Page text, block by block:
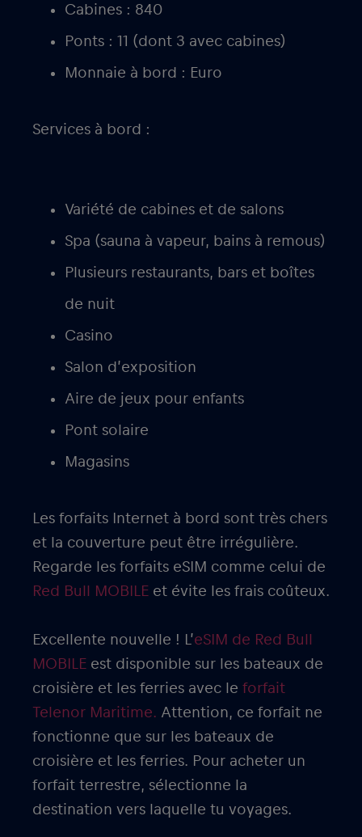
Cabines : 840
Ponts : 11 (dont 3 avec cabines)
Monnaie à bord : Euro
Services à bord :
Variété de cabines et de salons
Spa (sauna à vapeur, bains à remous)
Plusieurs restaurants, bars et boîtes
de nuit
Casino
Salon d’exposition
Aire de jeux pour enfants
Pont solaire
Magasins
Les forfaits Internet à bord sont très chers
et la couverture peut être irrégulière.
Regarde les forfaits eSIM comme celui de
Red Bull MOBILE et évite les frais coûteux.
Excellente nouvelle ! L’eSIM de Red Bull
MOBILE est disponible sur les bateaux de
croisière et les ferries avec le forfait
Telenor Maritime. Attention, ce forfait ne
fonctionne que sur les bateaux de
croisière et les ferries. Pour acheter un
forfait terrestre, sélectionne la
destination vers laquelle tu voyages.